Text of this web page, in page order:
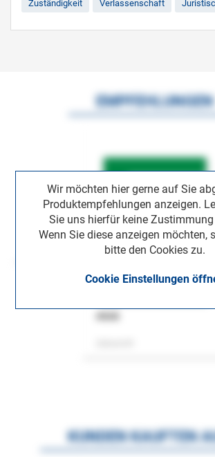
Zuständigkeit Verlassenschaft
Wir möchten hier gerne auf Sie
Produktempfehlungen anzeigen.
Sie uns hierfür keine Zustimmung
Wenn Sie diese anzeigen möchten,
bitte den Cookies zu.
Cookie Einstellungen
EMPFEHLUNGEN
KUNDEN KAUFTEN